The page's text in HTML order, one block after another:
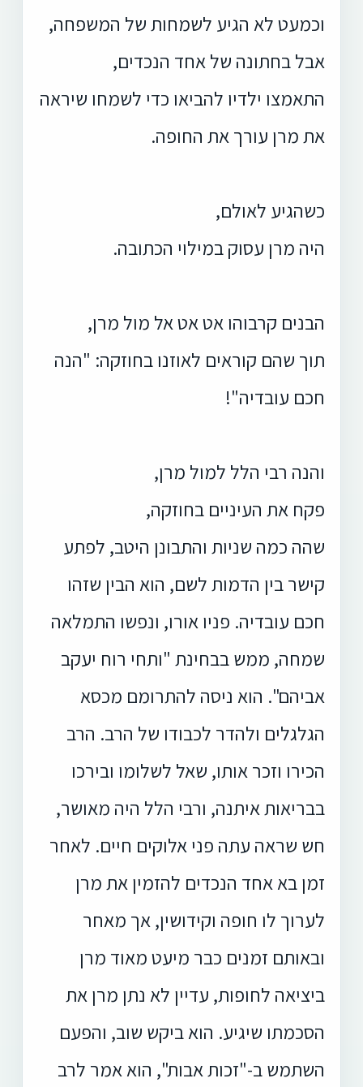
וכמעט לא הגיע לשמחות של המשפחה,
אבל בחתונה של אחד הנכדים,
התאמצו ילדיו להביאו כדי לשמחו שיראה
את מרן עורך את החופה.
כשהגיע לאולם,
היה מרן עסוק במילוי הכתובה.
הבנים קרבוהו אט אט אל מול מרן,
תוך שהם קוראים לאוזנו בחוזקה: "הנה
חכם עובדיה"!
והנה רבי הלל למול מרן,
פקח את העיניים בחוזקה,
שהה כמה שניות והתבונן היטב, לפתע
קישר בין הדמות לשם, הוא הבין שזהו
חכם עובדיה. פניו אורו, ונפשו התמלאה
שמחה, ממש בבחינת "ותחי רוח יעקב
אביהם". הוא ניסה להתרומם מכסא
הגלגלים ולהדר לכבודו של הרב. הרב
הכירו וזכר אותו, שאל לשלומו ובירכו
בבריאות איתנה, ורבי הלל היה מאושר,
חש שראה עתה פני אלוקים חיים. לאחר
זמן בא אחד הנכדים להזמין את מרן
לערוך לו חופה וקידושין, אך מאחר
ובאותם זמנים כבר מיעט מאוד מרן
ביציאה לחופות, עדיין לא נתן מרן את
הסכמתו שיגיע. הוא ביקש שוב, והפעם
השתמש ב-"זכות אבות", הוא אמר לרב